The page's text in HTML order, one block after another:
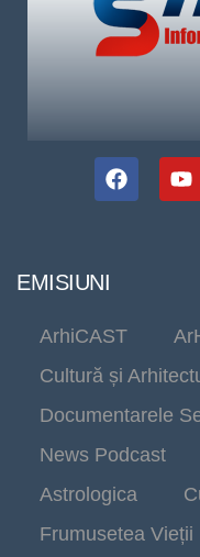
EMISIUNI
ArhiCAST
Cultură și
Documentarele
News Podcast
Astrologica
Frumusetea Vieții